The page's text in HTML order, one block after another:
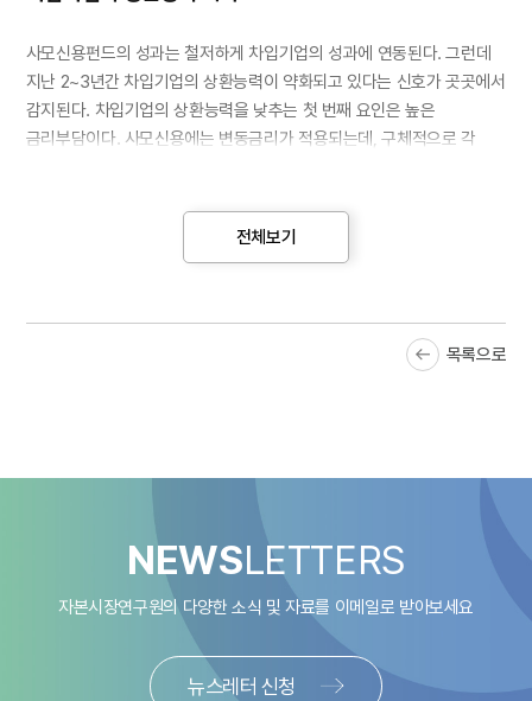
사모신용펀드의 성과는 철저하게 차입기업의 성과에 연동된다. 그런데
지난 2~3년간 차입기업의 상환능력이 약화되고 있다는 신호가 곳곳에서
감지된다. 차입기업의 상환능력을 낮추는 첫 번째 요인은 높은
금리부담이다. 사모신용에는 변동금리가 적용되는데, 구체적으로 각
제로금리 시기로 당시 차입기업이 부담하는 금리는 평균 6%수준에
그 결과
차입기업들은 제로금리 시기의 2배에 달하는 약12% 수준의 금리를
악화되고 있다. 사모신용시장에서 차입하는 기업의 업종분포를
그리고 이 분야에 속한 차입자의 대부분은 소프트웨어 기업, 소위
SaaS(Software as a Service) 기업이다.
그런데 인공지능(AI)의
급격한 발전으로 진입장벽이 낮아지고 제품개발 주기가 단축되면서,
이들 기업의 수익성이 크게 악화되고 있다. 최근 SaaS로 분류되는 기업
중 약50%가 마이너스(-) 현금흐름(EBITDA)을 기록 중이라는 사실이
전체보기
목록으로
NEWSLETTERS
자본시장연구원의 다양한 소식 및 자료를 이메일로 받아보세요
뉴스레터 신청